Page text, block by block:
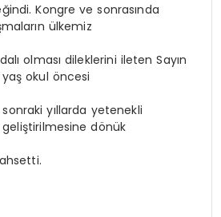
Kongre ve sonrasında
ülkemiz
olması dileklerini ileten Sayın
okul öncesi
yıllarda yetenekli
dönük